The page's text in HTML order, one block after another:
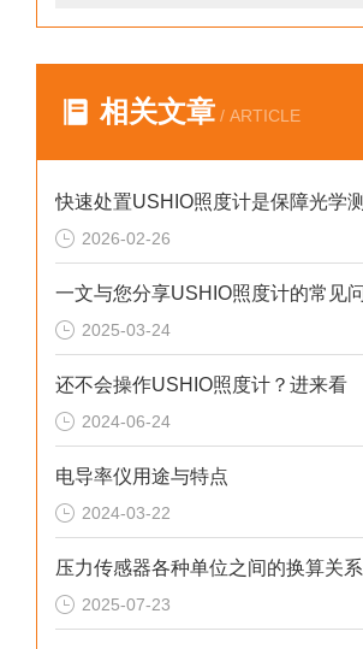
相关文章 / ARTICLE
2026-02-26
2025-03-24
还不会操作USHIO照度计？进来看
2024-06-24
电导率仪用途与特点
2024-03-22
压力传感器各种单位之间的换算关系
2025-07-23